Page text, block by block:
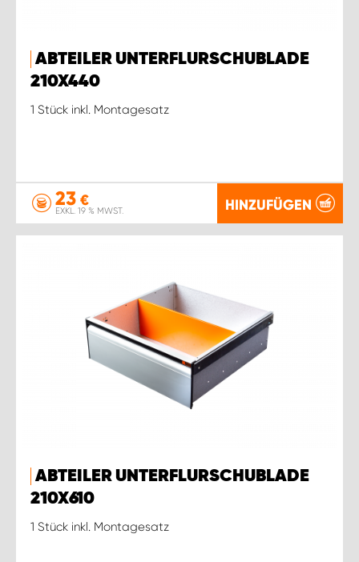
ABTEILER UNTERFLURSCHUBLADE
210X440
1 Stück inkl. Montagesatz
23 €
EXKL. 19 % MWST. HINZUFÜGEN
ABTEILER UNTERFLURSCHUBLADE
210X610
1 Stück inkl. Montagesatz